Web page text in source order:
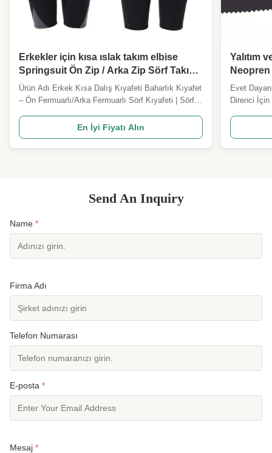
Erkekler için kısa ıslak takım elbise
Springsuit Ön Zip / Arka Zip Sörf Takımı
Sörf için Neopren Bir Parça Şnorkel
SUP
Ürün Adı Erkek Kısa Dalış Kıyafeti Baharlık Kıyafet
– Ön Fermuarlı/Arka Fermuarlı Sörf Kıyafeti | Sörf,
Anahtar Kelimeler erkek sörf kıyafeti, kısa dalış
kıyafeti, kısa kollu dalış kıyafeti, ön fermuarlı/arka
fermuarlı, baharlık kıyafet, 3 mm neopren, ...
En İyi Fiyatı Alın
Yalıtım
Neopren
Evet
Direnci İçin
Kumaş
Boyut 51
Send An Inquiry
Name *
Firma Adı
Telefon Numarası
E-posta *
Mesaj *